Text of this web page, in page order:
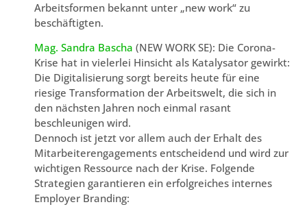
Arbeitsformen bekannt unter „new work“ zu
beschäftigten.
Mag. Sandra Bascha (NEW WORK SE): Die Corona-
Krise hat in vielerlei Hinsicht als Katalysator gewirkt:
Die Digitalisierung sorgt bereits heute für eine
riesige Transformation der Arbeitswelt, die sich in
den nächsten Jahren noch einmal rasant
beschleunigen wird.
Dennoch ist jetzt vor allem auch der Erhalt des
Mitarbeiterengagements entscheidend und wird zur
wichtigen Ressource nach der Krise. Folgende
Strategien garantieren ein erfolgreiches internes
Employer Branding: